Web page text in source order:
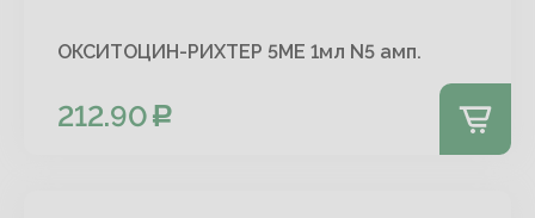
ОКСИТОЦИН-РИХТЕР 5МЕ 1мл N5 амп.
212.90